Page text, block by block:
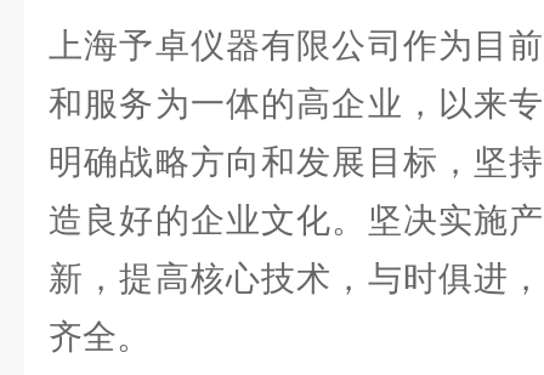
上海予卓仪器有限公司作为目
和服务为一体的高企业，以来
明确战略方向和发展目标，坚
造良好的企业文化。坚决实施
新，提高核心技术，与时俱进
齐全。